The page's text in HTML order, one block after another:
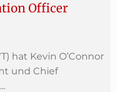
Officer
hat Kevin O’Connor
und Chief